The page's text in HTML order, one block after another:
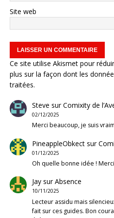
Site web
Ce site utilise Akismet pour
plus sur la façon dont les
traitées.
Steve surComixity de
02/12/2025
Merci beaucoup, je suis
PineappleObkectsur
01/12/2025
Oh quelle bonne idée !
JaysurAbsence
10/11/2025
Lecteur assidu mais
fait sur ces guides. Bon